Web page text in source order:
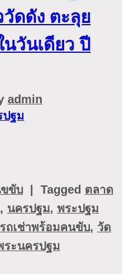
ดดัง ตะลุย
วันเดียว ปี
admin
ขับ Tagged ตลาด
, นครปฐม, พระปฐม
รถเช่าพร้อมคนขับ, วัด
ระนครปฐม